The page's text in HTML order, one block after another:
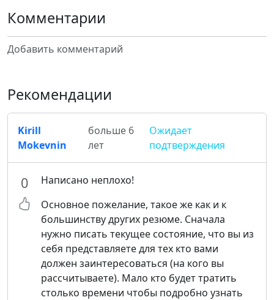
Комментарии
Добавить комментарий
Рекомендации
Kirill
Mokevnin
больше 6
лет
Ожидает
подтверждения
0
Написано неплохо!
Основное пожелание, такое же как и к
большинству других резюме. Сначала
нужно писать текущее состояние, что вы из
себя представляете для тех кто вами
должен заинтересоваться (на кого вы
рассчитываете). Мало кто будет тратить
столько времени чтобы подробно узнать